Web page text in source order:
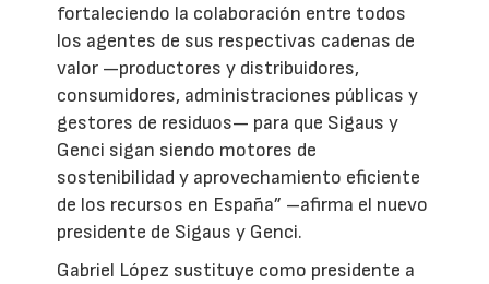
fortaleciendo la colaboración entre todos
los agentes de sus respectivas cadenas de
valor —productores y distribuidores,
consumidores, administraciones públicas y
gestores de residuos— para que Sigaus y
Genci sigan siendo motores de
sostenibilidad y aprovechamiento eficiente
de los recursos en España” –afirma el nuevo
presidente de Sigaus y Genci.
Gabriel López sustituye como presidente a